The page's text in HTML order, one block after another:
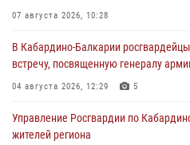
07 августа 2026, 10:28
В Кабардино-Балкарии
встречу, посвященную генералу
04 августа 2026, 12:29 5
Управление Росгвардии по
жителей региона